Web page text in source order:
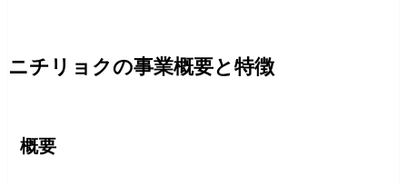
ニチリョクの事業概要と特徴
概要